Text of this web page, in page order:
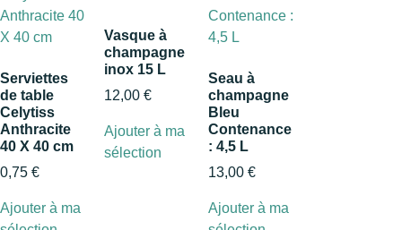
Serviettes
de table
Celytiss
Anthracite
40 X 40 cm
0,75 €
Ajouter à ma
Vasque à
champagne
inox 15 L
12,00 €
Ajouter à ma
sélection
Seau à
champagne
Bleu
Contenance
: 4,5 L
13,00 €
Ajouter à ma